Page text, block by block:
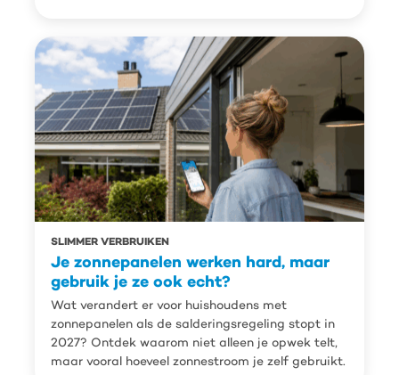
SLIMMER VERBRUIKEN
Je zonnepanelen werken hard, maar
gebruik je ze ook echt?
Wat verandert er voor huishoudens met
zonnepanelen als de salderingsregeling stopt in
2027? Ontdek waarom niet alleen je opwek telt,
maar vooral hoeveel zonnestroom je zelf gebruikt.